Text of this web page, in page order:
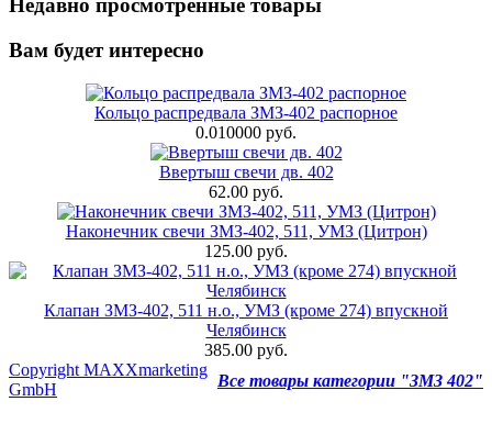
Недавно просмотренные товары
Вам будет интересно
Кольцо распредвала ЗМЗ-402 распорное
0.010000 руб.
Ввертыш свечи дв. 402
62.00 руб.
Наконечник свечи ЗМЗ-402, 511, УМЗ (Цитрон)
125.00 руб.
Клапан ЗМЗ-402, 511 н.о., УМЗ (кроме 274) впускной
Челябинск
385.00 руб.
Все товары категории "ЗМЗ 402"
Copyright MAXXmarketing
GmbH